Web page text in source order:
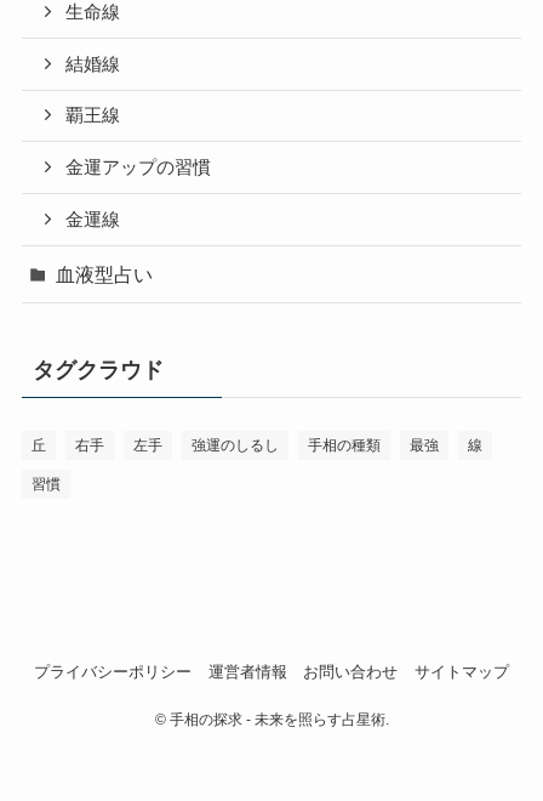
生命線
結婚線
覇王線
金運アップの習慣
金運線
血液型占い
タグクラウド
丘 右手 左手 強運のしるし 手相の種類 最強 線
習慣
プライバシーポリシー 運営者情報 お問い合わせ サイトマップ
©手相の探求 - 未来を照らす占星術.